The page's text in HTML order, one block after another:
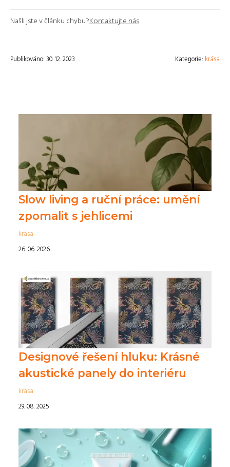
Našli jste v článku chybu?Kontaktujte nás
Publikováno: 30. 12. 2023 Kategorie: krása
Slow living a ruční práce: umění
zpomalit s jehlicemi
krása
26. 06. 2026
Designové řešení hluku: Krásné
akustické panely do interiéru
krása
29. 08. 2025